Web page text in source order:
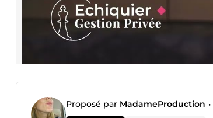
Proposé par MadameProduction •